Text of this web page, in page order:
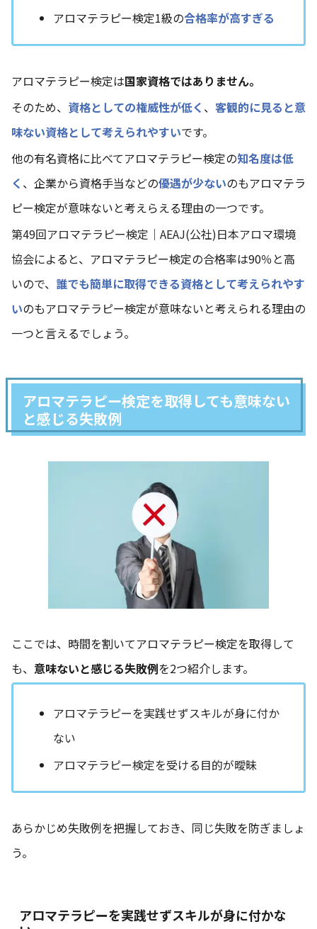
アロマテラピー検定1級の合格率が高すぎる
アロマテラピー検定は国家資格ではありません。
そのため、 資格としての権威性が低く 、 客観的に見ると意
味ない資格として考えられやすいです。
他の有名資格に比べてアロマテラピー検定の知名度は低
く 、企業から資格手当などの優遇が少ないのもアロマテラ
ピー検定が意味ないと考えらえる理由の一つです。
第49回アロマテラピー検定｜AEAJ(公社)日本アロマ環境
協会によると、アロマテラピー検定の合格率は90％と高
いので、 誰でも簡単に取得できる資格として考えられやす
いのもアロマテラピー検定が意味ないと考えられる理由の
一つと言えるでしょう。
アロマテラピー検定を取得しても意味ない
と感じる失敗例
ここでは、時間を割いてアロマテラピー検定を取得して
も、 意味ないと感じる失敗例を2つ紹介します。
アロマテラピーを実践せずスキルが身に付か
ない
アロマテラピー検定を受ける目的が曖昧
あらかじめ失敗例を把握しておき、同じ失敗を防ぎましょ
う。
アロマテラピーを実践せずスキルが身に付かな